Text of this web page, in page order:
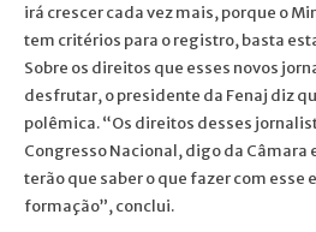
irá crescer cada vez mais, porque o
tem critérios para o registro, basta
Sobre os direitos que esses novos
desfrutar, o presidente da Fenaj diz
polêmica. “Os direitos desses
Congresso Nacional, digo da Câmara
terão que saber o que fazer com esse
formação”, conclui.